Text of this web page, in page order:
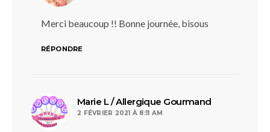
Merci beaucoup !! Bonne journée, bisous
RÉPONDRE
Marie L / Allergique Gourmand
2 FÉVRIER 2021 À 8:11 AM